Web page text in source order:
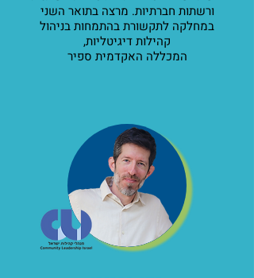
ורשתות חברתיות. מרצה בתואר השני
במחלקה לתקשורת בהתמחות בניהול
קהילות דיגיטליות,
המכללה האקדמית ספיר